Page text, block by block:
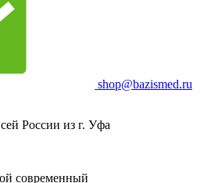
shop@bazismed.ru
России из г. Уфа
современный